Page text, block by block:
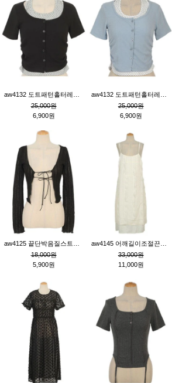
25,000원
6,900원
25,000원
6,900원
18,000원
5,900원
33,000원
11,000원